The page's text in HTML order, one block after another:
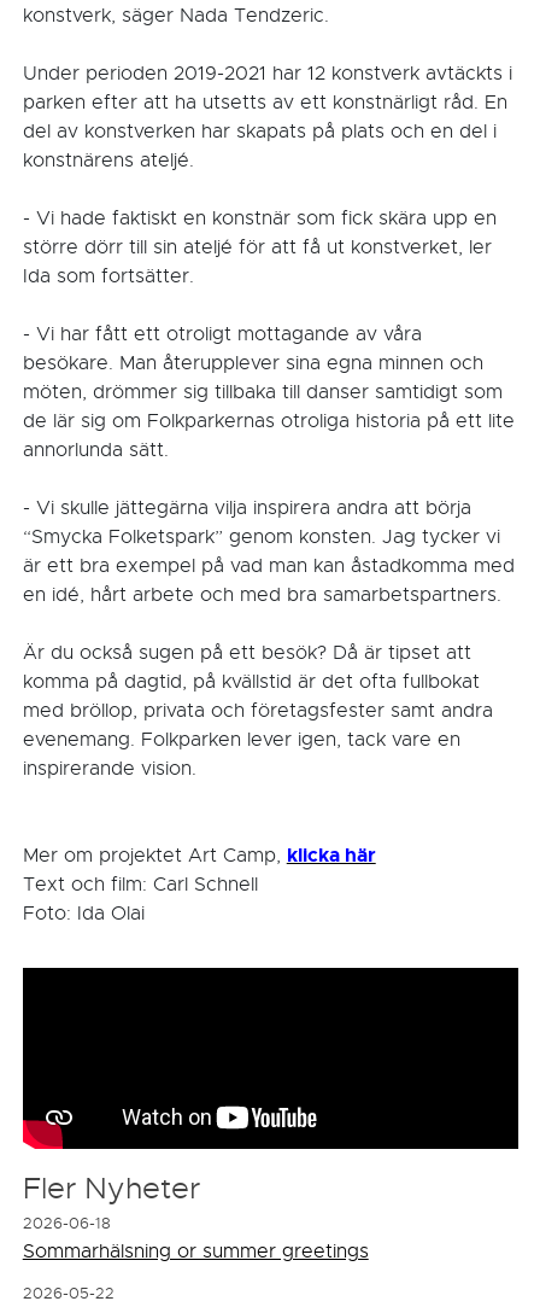
konstverk, säger Nada Tendzeric.
Under perioden 2019-2021 har 12 konstverk avtäckts i
parken efter att ha utsetts av ett konstnärligt råd. En
del av konstverken har skapats på plats och en del i
konstnärens ateljé.
- Vi hade faktiskt en konstnär som fick skära upp en
större dörr till sin ateljé för att få ut konstverket, ler
Ida som fortsätter.
- Vi har fått ett otroligt mottagande av våra
besökare. Man återupplever sina egna minnen och
möten, drömmer sig tillbaka till danser samtidigt som
de lär sig om Folkparkernas otroliga historia på ett lite
annorlunda sätt.
- Vi skulle jättegärna vilja inspirera andra att börja
“Smycka Folketspark” genom konsten. Jag tycker vi
är ett bra exempel på vad man kan åstadkomma med
en idé, hårt arbete och med bra samarbetspartners.
Är du också sugen på ett besök? Då är tipset att
komma på dagtid, på kvällstid är det ofta fullbokat
med bröllop, privata och företagsfester samt andra
evenemang. Folkparken lever igen, tack vare en
inspirerande vision.
Mer om projektet Art Camp, klicka här
Text och film: Carl Schnell
Foto: Ida Olai
Fler Nyheter
2026-06-18
Sommarhälsning or summer greetings
2026-05-22